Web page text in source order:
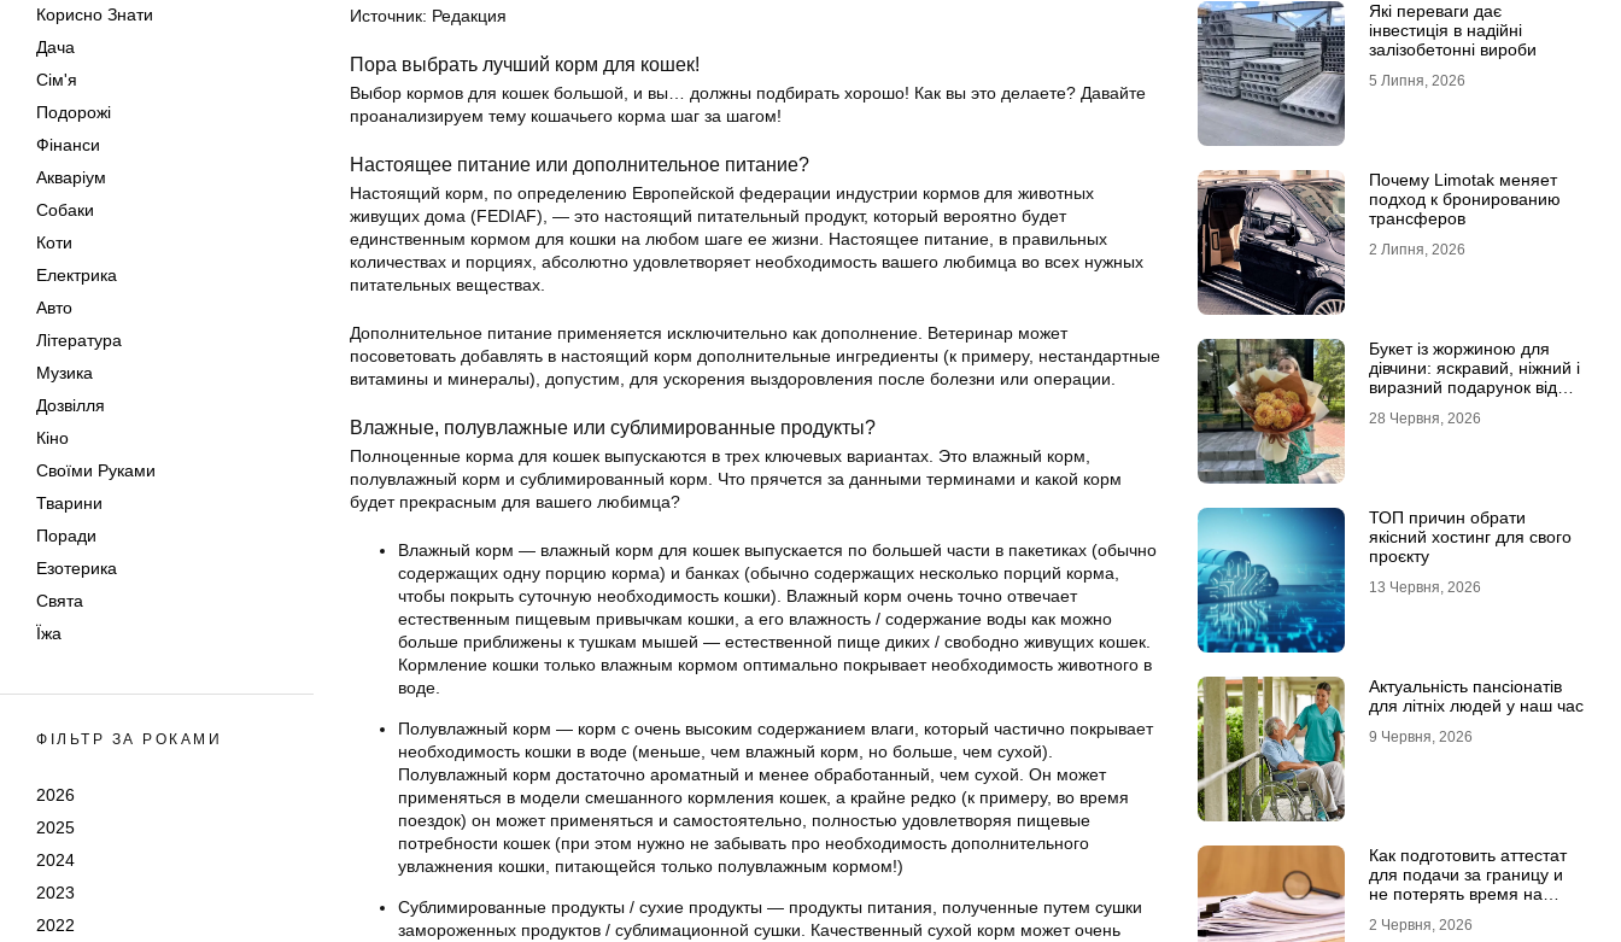
Корисно Знати
Дача
Сім'я
Подорожі
Фінанси
Акваріум
Собаки
Коти
Електрика
Авто
Література
Музика
Дозвілля
Кіно
Своїми Руками
Тварини
Поради
Езотерика
Свята
Їжа
ФІЛЬТР ЗА РОКАМИ
2026
2025
2024
2023
2022
Источник: Редакция
Пора выбрать лучший корм для кошек!
Выбор кормов для кошек большой, и вы… должны подбирать хорошо! Как вы это делаете? Давайте
проанализируем тему кошачьего корма шаг за шагом!
Настоящее питание или дополнительное питание?
Настоящий корм, по определению Европейской федерации индустрии кормов для животных
живущих дома (FEDIAF), — это настоящий питательный продукт, который вероятно будет
единственным кормом для кошки на любом шаге ее жизни. Настоящее питание, в правильных
количествах и порциях, абсолютно удовлетворяет необходимость вашего любимца во всех нужных
питательных веществах.
Дополнительное питание применяется исключительно как дополнение. Ветеринар может
посоветовать добавлять в настоящий корм дополнительные ингредиенты (к примеру, нестандартные
витамины и минералы), допустим, для ускорения выздоровления после болезни или операции.
Влажные, полувлажные или сублимированные продукты?
Полноценные корма для кошек выпускаются в трех ключевых вариантах. Это влажный корм,
полувлажный корм и сублимированный корм. Что прячется за данными терминами и какой корм
будет прекрасным для вашего любимца?
Влажный корм — влажный корм для кошек выпускается по большей части в пакетиках (обычно
содержащих одну порцию корма) и банках (обычно содержащих несколько порций корма,
чтобы покрыть суточную необходимость кошки). Влажный корм очень точно отвечает
естественным пищевым привычкам кошки, а его влажность / содержание воды как можно
больше приближены к тушкам мышей — естественной пище диких / свободно живущих кошек.
Кормление кошки только влажным кормом оптимально покрывает необходимость животного в
воде.
Полувлажный корм — корм с очень высоким содержанием влаги, который частично покрывает
необходимость кошки в воде (меньше, чем влажный корм, но больше, чем сухой).
Полувлажный корм достаточно ароматный и менее обработанный, чем сухой. Он может
применяться в модели смешанного кормления кошек, а крайне редко (к примеру, во время
поездок) он может применяться и самостоятельно, полностью удовлетворяя пищевые
потребности кошек (при этом нужно не забывать про необходимость дополнительного
увлажнения кошки, питающейся только полувлажным кормом!)
Сублимированные продукты / сухие продукты — продукты питания, полученные путем сушки
замороженных продуктов / сублимационной сушки. Качественный сухой корм может очень
Які переваги дає
інвестиція в надійні
залізобетонні вироби
5 Липня, 2026
Почему Limotak меняет
подход к бронированию
трансферов
2 Липня, 2026
Букет із жоржиною для
дівчини: яскравий, ніжний і
виразний подарунок від
28 Червня, 2026
ТОП причин обрати
якісний хостинг для свого
проєкту
13 Червня, 2026
Актуальність пансіонатів
для літніх людей у наш час
9 Червня, 2026
Как подготовить аттестат
для подачи за границу и
не потерять время на
2 Червня, 2026